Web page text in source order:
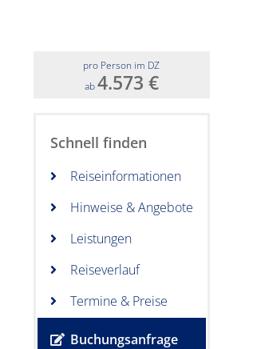
pro Person im DZ
ab4.573 €
Schnell finden
Reiseinformationen
Hinweise & Angebote
Leistungen
Reiseverlauf
Termine & Preise
Buchungsanfrage